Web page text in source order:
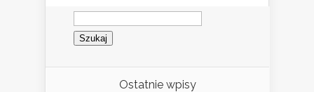
Szukaj:
Ostatnie wpisy